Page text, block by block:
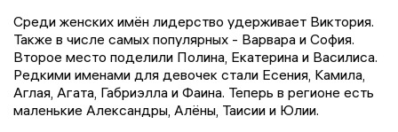
Среди женских имён лидерство удерживает Виктория.
Также в числе самых популярных - Варвара и София.
Второе место поделили Полина, Екатерина и Василиса.
Редкими именами для девочек стали Есения, Камила,
Аглая, Агата, Габриэлла и Фаина. Теперь в регионе есть
маленькие Александры, Алёны, Таисии и Юлии.